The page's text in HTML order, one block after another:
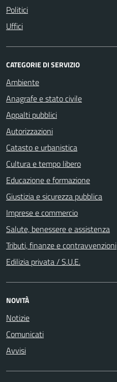
Politici
Uffici
CATEGORIE DI SERVIZIO
Ambiente
Anagrafe e stato civile
Appalti pubblici
Autorizzazioni
Catasto e urbanistica
Cultura e tempo libero
Educazione e formazione
Giustizia e sicurezza pubblica
Imprese e commercio
Salute, benessere e assistenza
Tributi, finanze e contravvenzioni
Edilizia privata / S.U.E.
NOVITÀ
Notizie
Comunicati
Avvisi